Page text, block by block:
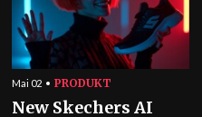
Mai 02 PRODUKT
New Skechers AI